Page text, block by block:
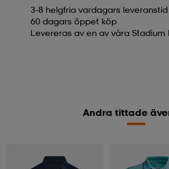
3-8 helgfria vardagars leveranstid
60 dagars öppet köp
Levereras av en av våra Stadium
Andra tittade